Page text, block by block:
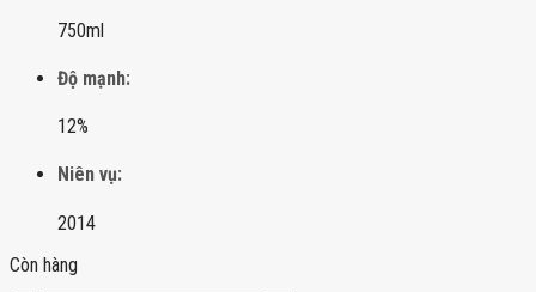
750ml
Độ mạnh:
12%
Niên vụ:
2014
Còn hàng